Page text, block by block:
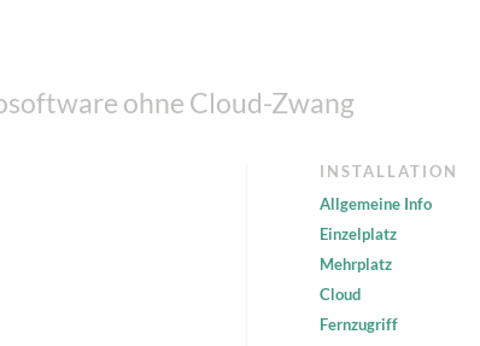
ohne Cloud-Zwang
INSTALLATION
Allgemeine Info
Einzelplatz
Mehrplatz
Cloud
Fernzugriff